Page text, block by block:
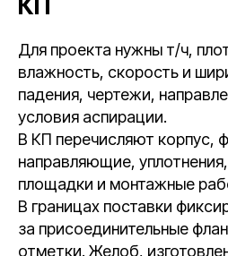
КП
Для проекта нужны т/ч,
влажность, скорость и
падения, чертежи,
условия аспирации.
В КП перечисляют корпус,
направляющие,
площадки и монтажные
В границах поставки
за присоединительные
отметки. Желоб,